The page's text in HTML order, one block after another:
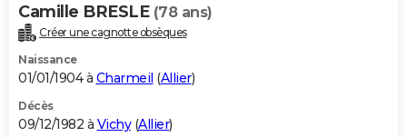
Camille BRESLE (78 ans)
Créer une cagnotte obsèques
Naissance
01/01/1904 à Charmeil (Allier)
Décès
09/12/1982 à Vichy(Allier)